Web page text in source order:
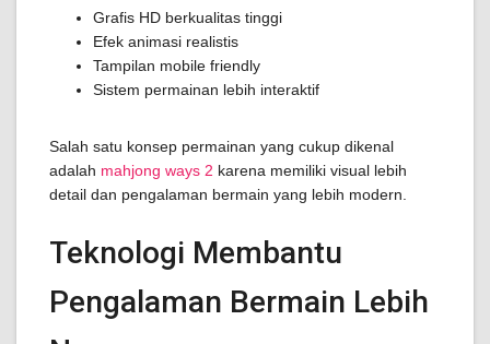
Grafis HD berkualitas tinggi
Efek animasi realistis
Tampilan mobile friendly
Sistem permainan lebih interaktif
Salah satu konsep permainan yang cukup dikenal
adalah mahjong ways 2 karena memiliki visual lebih
detail dan pengalaman bermain yang lebih modern.
Teknologi Membantu
Pengalaman Bermain Lebih